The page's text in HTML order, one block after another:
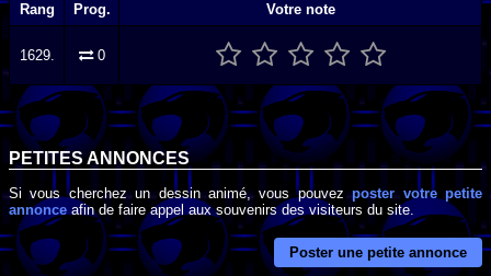
Rang Prog. Votre note
1629. 0
PETITES ANNONCES
Si vous cherchez un dessin animé, vous pouvezposter votre petite
annonce afin de faire appel aux souvenirs des visiteurs du site.
Poster une petite annonce